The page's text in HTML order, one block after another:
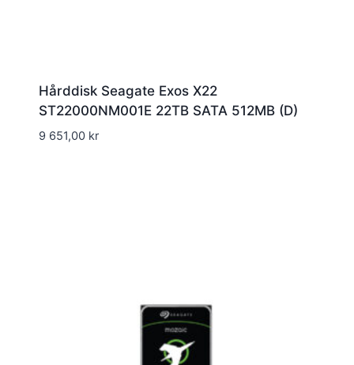
Hårddisk Seagate Exos X22
ST22000NM001E 22TB SATA 512MB (D)
9 651,00 kr